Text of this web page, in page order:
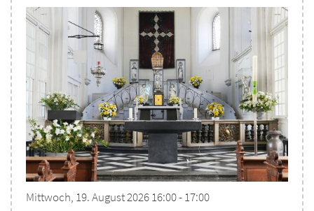
Mittwoch, 19. August 2026 16:00 - 17:00